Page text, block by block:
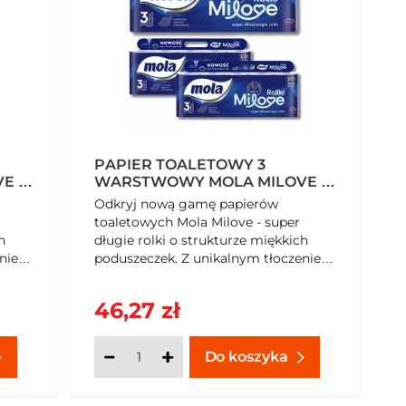
10
PAPIER TOALETOWY 3
WARSTWOWY MOLA MILOVE 10
SZTUK (200 LISTKÓW) X 3
OPAKOWANIA
Odkryj nową gamę papierów
toaletowych Mola Milove - super
długie rolki o strukturze miękkich
poduszeczek. Z unikalnym tłoczeniem
polski z opakowaniem z recyklingu.
46,27 zł
Do koszyka